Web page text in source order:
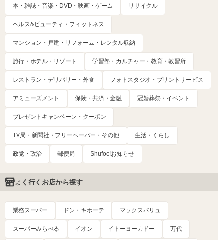
本・雑誌・音楽・DVD・映画・ゲーム リサイクル
ヘルス&ビューティ・フィットネス
マンション・戸建・リフォーム・レンタル収納
旅行・ホテル・リゾート 学習塾・カルチャー・教育・教習所
レストラン・デリバリー・外食 フォトスタジオ・プリントサービス
アミューズメント 保険・共済・金融 冠婚葬祭・イベント
プレゼントキャンペーン・クーポン
TV局・新聞社・フリーペーパー・その他 生活・くらし
政党・政治 郵便局 Shufoo!お知らせ
よく行くお店から探す
業務スーパー ドン・キホーテ マックスバリュ
スーパーみらべる イオン イトーヨーカドー 万代